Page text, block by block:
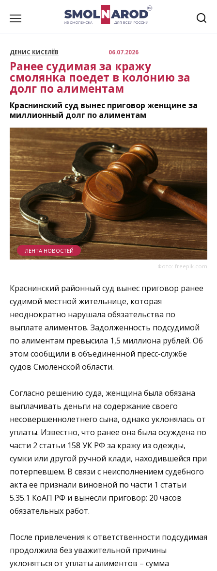
ДЕНИС КИСЕЛЁВ 06.07.2026
Ранее судимая за кражу
смолянка поедет в колонию за
долг по алиментам
Краснинский суд вынес приговор женщине за
миллионный долг по алиментам
Фото: freepik.com
ЛЕНТА НОВОСТЕЙ
Краснинский районный суд вынес приговор ранее
судимой местной жительнице, которая
неоднократно нарушала обязательства по
выплате алиментов. Задолженность подсудимой
по алиментам превысила 1,5 миллиона рублей. Об
этом сообщили в объединенной пресс-службе
судов Смоленской области.
Согласно решению суда, женщина была обязана
выплачивать деньги на содержание своего
несовершеннолетнего сына, однако уклонялась от
уплаты. Известно, что ранее она была осуждена по
части 2 статьи 158 УК РФ за кражу из одежды,
сумки или другой ручной клади, находившейся при
потерпевшем. В связи с неисполнением судебного
акта ее признали виновной по части 1 статьи
5.35.1 КоАП РФ и вынесли приговор: 20 часов
обязательных работ.
После привлечения к ответственности подсудимая
продолжила без уважительной причины
уклоняться от уплаты алиментов – сумма